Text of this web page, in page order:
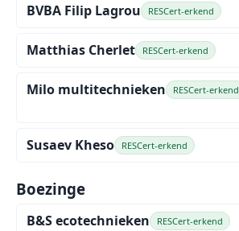
BVBA Filip Lagrou RESCert-erkend
Matthias Cherlet RESCert-erkend
Milo multitechnieken RESCert-erkend
Susaev Kheso RESCert-erkend
Boezinge
B&S ecotechnieken RESCert-erkend